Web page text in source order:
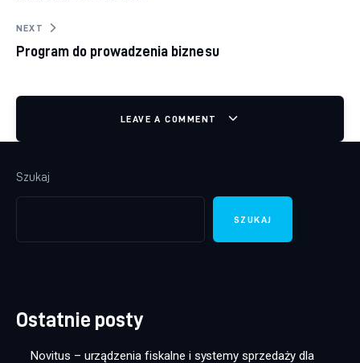
NEXT
Program do prowadzenia biznesu
LEAVE A COMMENT
Szukaj
SZUKAJ
Ostatnie posty
Novitus – urządzenia fiskalne i systemy sprzedaży dla